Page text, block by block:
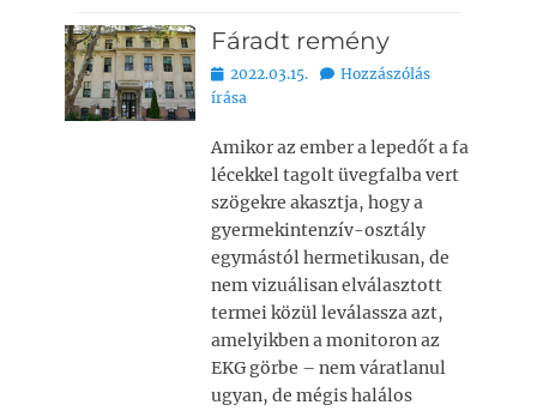
Fáradt remény
Bejegyezve
2022.03.15.
Hozzászólás
írása
Amikor az ember a lepedőt a fa
lécekkel tagolt üvegfalba vert
szögekre akasztja, hogy a
gyermekintenzív-osztály
egymástól hermetikusan, de
nem vizuálisan elválasztott
termei közül leválassza azt,
amelyikben a monitoron az
EKG görbe – nem váratlanul
ugyan, de mégis halálos